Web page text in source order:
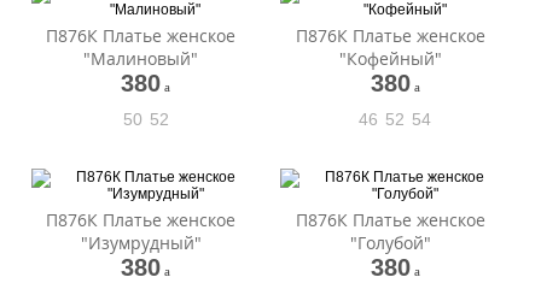
П876К Платье женское
"Малиновый"
380 a
50 52
П876К Платье женское
"Кофейный"
380 a
46 52 54
П876К Платье женское
"Изумрудный"
380 a
П876К Платье женское
"Голубой"
380 a